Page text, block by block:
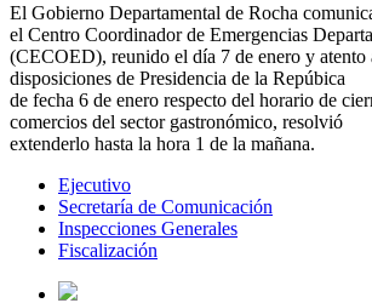
El Gobierno Departamental de Rocha
el Centro Coordinador de Emergencias
(CECOED), reunido el día 7 de enero y atento
disposiciones de Presidencia de la Repúbica
de fecha 6 de enero respecto del horario de
comercios del sector gastronómico, resolvió
extenderlo hasta la hora 1 de la mañana.
Ejecutivo
Secretaría de Comunicación
Inspecciones Generales
Fiscalización